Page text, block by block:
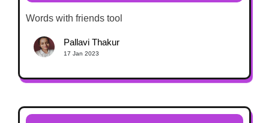
Words with friends tool
Pallavi Thakur
17 Jan 2023